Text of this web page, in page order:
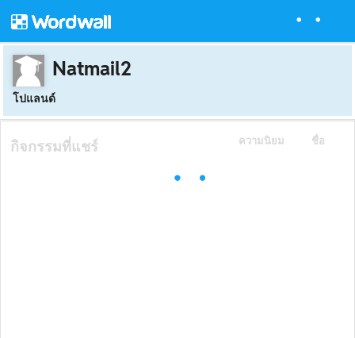
Natmail2
โปแลนด์
ความนิยม ชื่อ
กิจกรรมที่แชร์